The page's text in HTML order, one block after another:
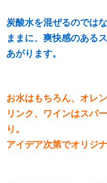
炭酸水を混ぜるのでは
ままに、爽快感のある
あがります。
お水はもちろん、オレ
リンク、ワインはスパ
り。
アイデア次第でオリジ